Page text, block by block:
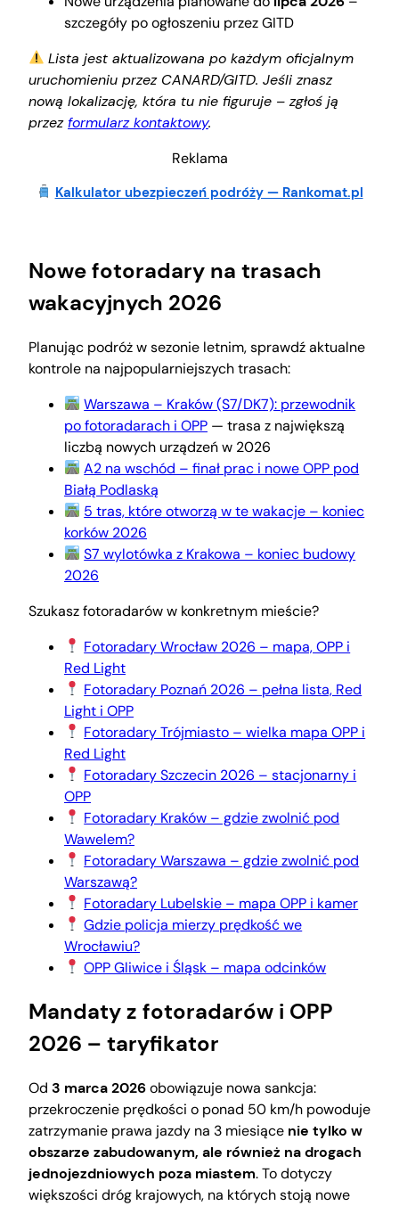
szczegóły po ogłoszeniu przez GITD
Lista jest aktualizowana po każdym oficjalnym
uruchomieniu przez CANARD/GITD. Jeśli znasz
nową lokalizację, która tu nie figuruje – zgłoś ją
przez formularz kontaktowy.
Reklama
Kalkulator ubezpieczeń podróży — Rankomat.pl
Nowe fotoradary na trasach
wakacyjnych 2026
Planując podróż w sezonie letnim, sprawdź aktualne
kontrole na najpopularniejszych trasach:
Warszawa – Kraków (S7/DK7): przewodnik
po fotoradarach i OPP — trasa z największą
liczbą nowych urządzeń w 2026
A2 na wschód – finał prac i nowe OPP pod
Białą Podlaską
5 tras, które otworzą w te wakacje – koniec
korków 2026
S7 wylotówka z Krakowa – koniec budowy
2026
Szukasz fotoradarów w konkretnym mieście?
Fotoradary Wrocław 2026 – mapa, OPP i
Red Light
Fotoradary Poznań 2026 – pełna lista, Red
Light i OPP
Fotoradary Trójmiasto – wielka mapa OPP i
Red Light
Fotoradary Szczecin 2026 – stacjonarny i
OPP
Fotoradary Kraków – gdzie zwolnić pod
Wawelem?
Fotoradary Warszawa – gdzie zwolnić pod
Warszawą?
Fotoradary Lubelskie – mapa OPP i kamer
Gdzie policja mierzy prędkość we
Wrocławiu?
OPP Gliwice i Śląsk – mapa odcinków
Mandaty z fotoradarów i OPP
2026 – taryfikator
Od 3 marca 2026obowiązuje nowa sankcja:
przekroczenie prędkości o ponad 50 km/h powoduje
zatrzymanie prawa jazdy na 3 miesiące nie tylko w
obszarze zabudowanym, ale również na drogach
jednojezdniowych poza miastem. To dotyczy
większości dróg krajowych, na których stoją nowe